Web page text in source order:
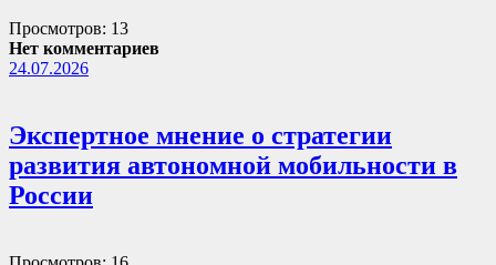
Просмотров: 13
Нет комментариев
24.07.2026
Экспертное мнение о стратегии
развития автономной мобильности в
России